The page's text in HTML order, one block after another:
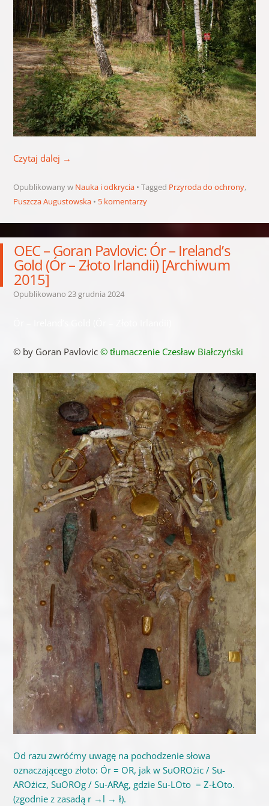
Czytaj dalej →
Opublikowany w Nauka i odkrycia Tagged Przyroda do ochrony,
Puszcza Augustowska
5 komentarzy
OEC – Goran Pavlovic: Ór – Ireland’s
Gold (Ór – Złoto Irlandii) [Archiwum
2015]
Opublikowano 23 grudnia 2024
© by Goran Pavlovic © tłumaczenie Czesław Białczyński
Od razu zwróćmy uwagę na pochodzenie słowa
oznaczającego złoto: Ór = OR, jak w SuOROżic / Su-
AROżicz, SuOROg / Su-ARAg, gdzie Su-LOto = Z-ŁOto.
(zgodnie z zasadą r →l → ł).